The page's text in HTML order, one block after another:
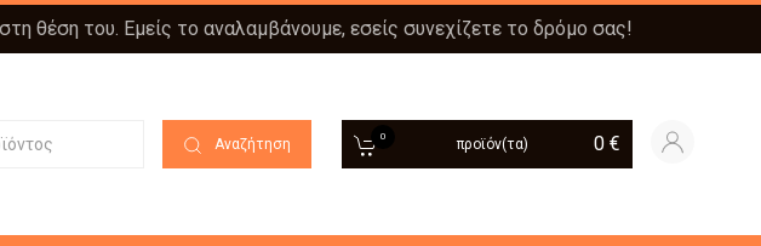
θέση του. Εμείς το αναλαμβάνουμε, εσείς συνεχίζετε το δρόμο σας!
Αναζήτηση 0 προϊόν(τα) 0 €